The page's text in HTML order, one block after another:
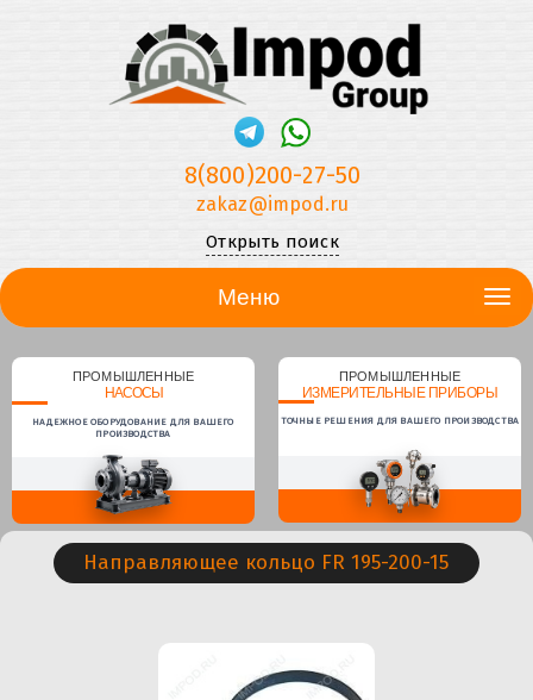
8(800)200-27-50
zakaz@impod.ru
Открыть поиск
Меню
ПРОМЫШЛЕННЫЕ
НАСОСЫ
НАДЕЖНОЕ ОБОРУДОВАНИЕ ДЛЯ ВАШЕГО
ПРОИЗВОДСТВА
ПРОМЫШЛЕННЫЕ
ИЗМЕРИТЕЛЬНЫЕ ПРИБОРЫ
ТОЧНЫЕ РЕШЕНИЯ ДЛЯ ВАШЕГО ПРОИЗВОДСТВА
Направляющее кольцо FR 195-200-15